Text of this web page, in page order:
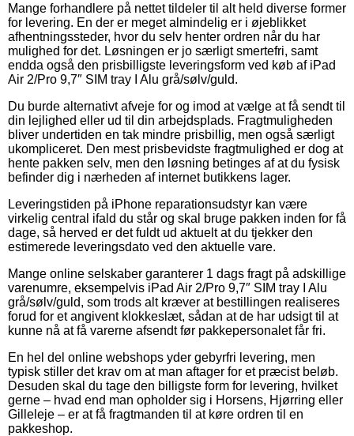
Mange forhandlere på nettet tildeler til alt held diverse former
for levering. En der er meget almindelig er i øjeblikket
afhentningssteder, hvor du selv henter ordren når du har
mulighed for det. Løsningen er jo særligt smertefri, samt
endda også den prisbilligste leveringsform ved køb af iPad
Air 2/Pro 9,7″ SIM tray I Alu grå/sølv/guld.
Du burde alternativt afveje for og imod at vælge at få sendt til
din lejlighed eller ud til din arbejdsplads. Fragtmuligheden
bliver undertiden en tak mindre prisbillig, men også særligt
ukompliceret. Den mest prisbevidste fragtmulighed er dog at
hente pakken selv, men den løsning betinges af at du fysisk
befinder dig i nærheden af internet butikkens lager.
Leveringstiden på iPhone reparationsudstyr kan være
virkelig central ifald du står og skal bruge pakken inden for få
dage, så herved er det fuldt ud aktuelt at du tjekker den
estimerede leveringsdato ved den aktuelle vare.
Mange online selskaber garanterer 1 dags fragt på adskillige
varenumre, eksempelvis iPad Air 2/Pro 9,7″ SIM tray I Alu
grå/sølv/guld, som trods alt kræver at bestillingen realiseres
forud for et angivent klokkeslæt, sådan at de har udsigt til at
kunne nå at få varerne afsendt før pakkepersonalet får fri.
En hel del online webshops yder gebyrfri levering, men
typisk stiller det krav om at man aftager for et præcist beløb.
Desuden skal du tage den billigste form for levering, hvilket
gerne – hvad end man opholder sig i Horsens, Hjørring eller
Gilleleje – er at få fragtmanden til at køre ordren til en
pakkeshop.